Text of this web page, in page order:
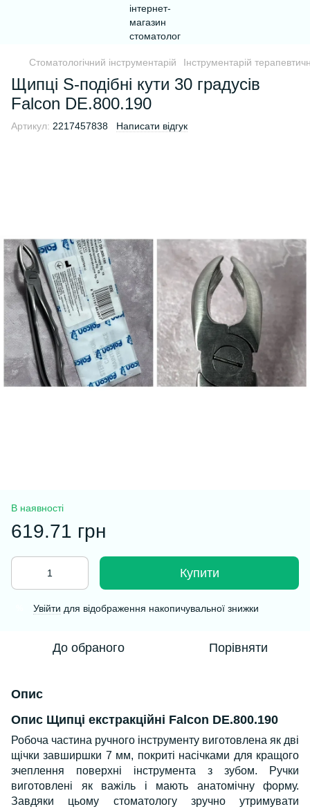
Стоматологічний інструментарій Інструментарій
Щипці S-подібні кути 30 градусів
Falcon DE.800.190
Артикул: 2217457838 Написати відгук
В наявності
619.71 грн
Купити
Увійти для відображення накопичувальної знижки
До обраного Порівняти
Опис
Опис Щипці екстракційні Falcon DE.800.190
Робоча частина ручного інструменту виготовлена як дві
щічки завширшки 7 мм, покриті насічками для кращого
зчеплення поверхні інструмента з зубом. Ручки
виготовлені як важіль і мають анатомічну форму.
Завдяки цьому стоматологу зручно утримувати